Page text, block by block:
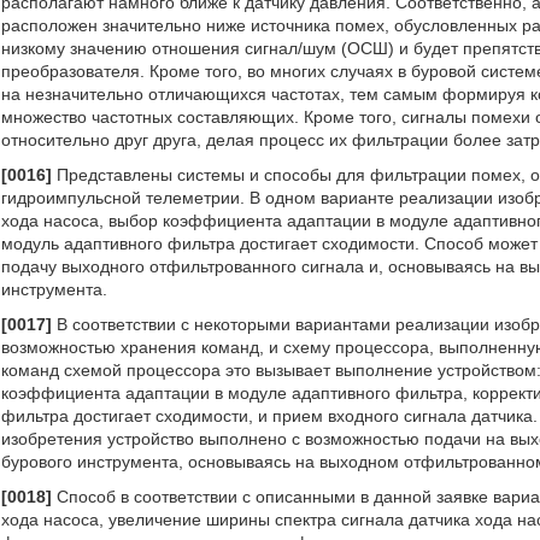
расположен значительно ниже источника помех, обусловленных
низкому значению отношения сигнал/шум (ОСШ) и будет
преобразователя. Кроме того, во многих случаях в буровой
на незначительно отличающихся частотах, тем самым формируя
множество частотных составляющих. Кроме того, сигналы помехи
относительно друг друга, делая процесс их фильтрации более
[0016] Представлены системы и способы для фильтрации помех,
гидроимпульсной телеметрии. В одном варианте реализации
хода насоса, выбор коэффициента адаптации в модуле
модуль адаптивного фильтра достигает сходимости. Способ
подачу выходного отфильтрованного сигнала и, основываясь на
инструмента.
[0017] В соответствии с некоторыми вариантами реализации
возможностью хранения команд, и схему процессора,
команд схемой процессора это вызывает выполнение
коэффициента адаптации в модуле адаптивного фильтра,
фильтра достигает сходимости, и прием входного сигнала
изобретения устройство выполнено с возможностью подачи на
бурового инструмента, основываясь на выходном
[0018]Способ в соответствии с описанными в данной заявке
хода насоса, увеличение ширины спектра сигнала датчика хода